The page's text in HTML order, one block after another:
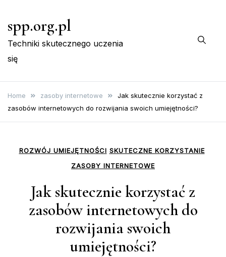
content
spp.org.pl
Techniki skutecznego uczenia
się
Home zasoby internetowe
Jak skutecznie korzystać z
zasobów internetowych do rozwijania swoich umiejętności?
ROZWÓJ UMIEJĘTNOŚCI SKUTECZNE KORZYSTANIE
ZASOBY INTERNETOWE
Jak skutecznie korzystać z
zasobów internetowych do
rozwijania swoich
umiejętności?